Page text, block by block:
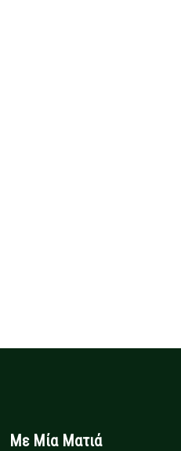
Με Μία Ματιά